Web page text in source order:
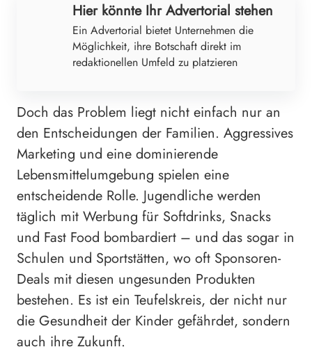
Hier könnte Ihr Advertorial stehen
Ein Advertorial bietet Unternehmen die
Möglichkeit, ihre Botschaft direkt im
redaktionellen Umfeld zu platzieren
Doch das Problem liegt nicht einfach nur an
den Entscheidungen der Familien. Aggressives
Marketing und eine dominierende
Lebensmittelumgebung spielen eine
entscheidende Rolle. Jugendliche werden
täglich mit Werbung für Softdrinks, Snacks
und Fast Food bombardiert – und das sogar in
Schulen und Sportstätten, wo oft Sponsoren-
Deals mit diesen ungesunden Produkten
bestehen. Es ist ein Teufelskreis, der nicht nur
die Gesundheit der Kinder gefährdet, sondern
auch ihre Zukunft.